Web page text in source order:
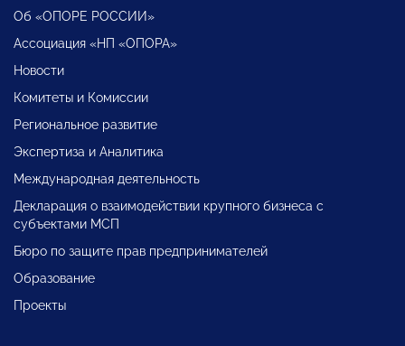
Об «ОПОРЕ РОССИИ»
Ассоциация «НП «ОПОРА»
Новости
Комитеты и Комиссии
Региональное развитие
Экспертиза и Аналитика
Международная деятельность
Декларация о взаимодействии крупного бизнеса с
субъектами МСП
Бюро по защите прав предпринимателей
Образование
Проекты